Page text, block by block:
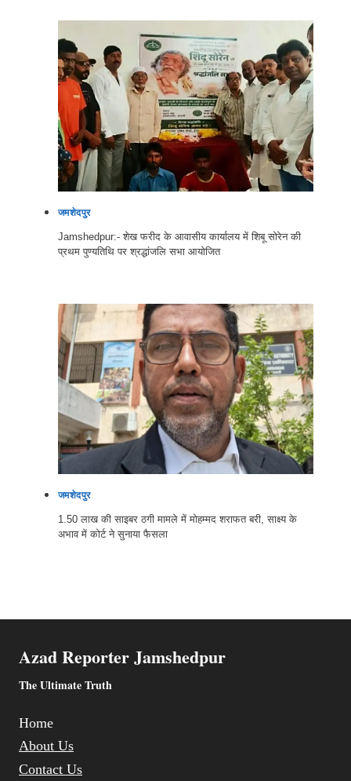
जमशेदपुर
Jamshedpur:- शेख फरीद के आवासीय कार्यालय में शिबू सोरेन की
प्रथम पुण्यतिथि पर श्रद्धांजलि सभा आयोजित
जमशेदपुर
1.50 लाख की साइबर ठगी मामले में मोहम्मद शराफत बरी, साक्ष्य के
अभाव में कोर्ट ने सुनाया फैसला
Azad Reporter Jamshedpur
The Ultimate Truth
Home
About Us
Contact Us